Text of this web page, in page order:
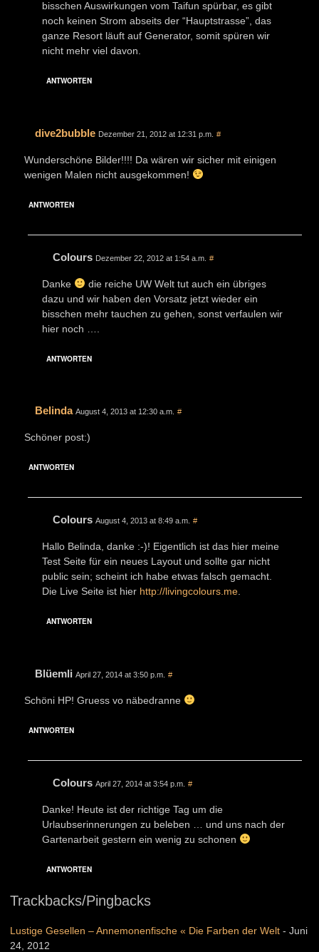
bisschen Auswirkungen vom Taifun spürbar, es gibt
noch keinen Strom abseits der “Hauptstrasse”, das
ganze Resort läuft auf Generator, somit spüren wir
nicht mehr viel davon.
ANTWORTEN
dive2bubble Dezember 21, 2012 at 12:31 p.m. #
Wunderschöne Bilder!!!! Da wären wir sicher mit einigen
wenigen Malen nicht ausgekommen!
ANTWORTEN
Colours Dezember 22, 2012 at 1:54 a.m. #
Danke
die reiche UW Welt tut auch ein übriges
dazu und wir haben den Vorsatz jetzt wieder ein
bisschen mehr tauchen zu gehen, sonst verfaulen wir
hier noch ….
ANTWORTEN
Belinda August 4, 2013 at 12:30 a.m. #
Schöner post:)
ANTWORTEN
Colours August 4, 2013 at 8:49 a.m. #
Hallo Belinda, danke :-)! Eigentlich ist das hier meine
Test Seite für ein neues Layout und sollte gar nicht
public sein; scheint ich habe etwas falsch gemacht.
Die Live Seite ist hier http://livingcolours.me
ANTWORTEN
Blüemli April 27, 2014 at 3:50 p.m. #
Schöni HP! Gruess vo näbedranne
ANTWORTEN
Colours April 27, 2014 at 3:54 p.m. #
Danke! Heute ist der richtige Tag um die
Urlaubserinnerungen zu beleben … und uns nach der
Gartenarbeit gestern ein wenig zu schonen
ANTWORTEN
Trackbacks/Pingbacks
Lustige Gesellen – Annemonenfische « Die Farben der Welt - Juni
24, 2012